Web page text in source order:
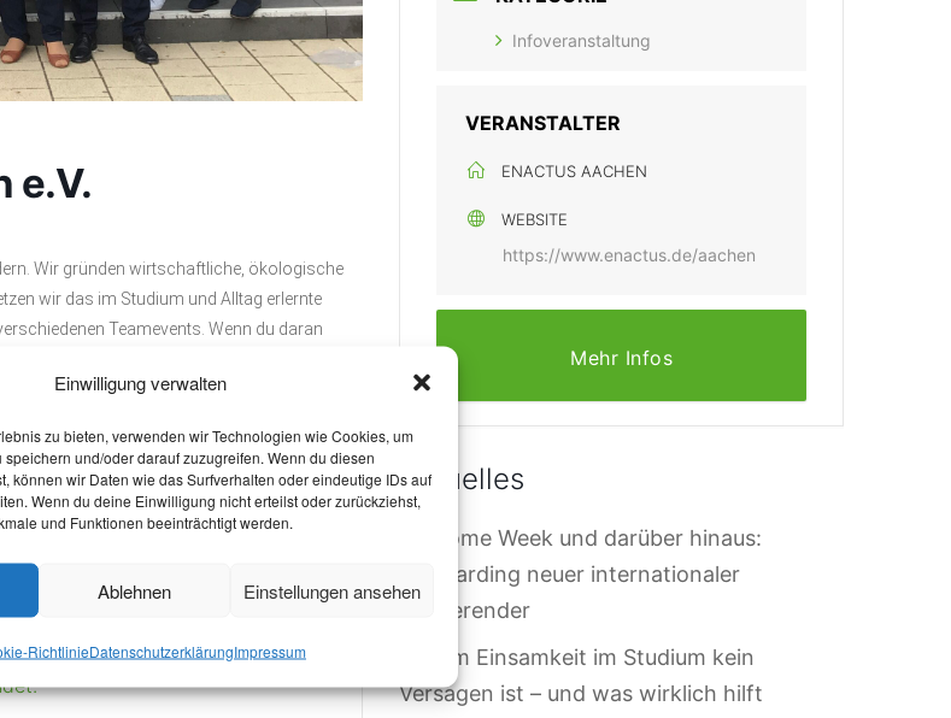
Einwilligung verwalten
zu bieten, verwenden wir Technologien wie Cookies, um
und/oder darauf zuzugreifen. Wenn du diesen
können wir Daten wie das Surfverhalten oder eindeutige IDs auf
Wenn du deine Einwilligung nicht erteilst oder zurückziehst,
und Funktionen beeinträchtigt werden.
Ablehnen Einstellungen ansehen
RichtlinieDatenschutzerklärungImpressum
e.V.
Wir gründen wirtschaftliche, ökologische
wir das im Studium und Alltag erlernte
Teamevents. Wenn du daran
richtig!
Infoveranstaltung
VERANSTALTER
ENACTUS AACHEN
WEBSITE
https://www.enactus.de/aachen
Mehr Infos
Aktuelles
Welcome Week und darüber hinaus:
Onboarding neuer internationaler
Studierender
Warum Einsamkeit im Studium kein
Versagen ist – und was wirklich hilft